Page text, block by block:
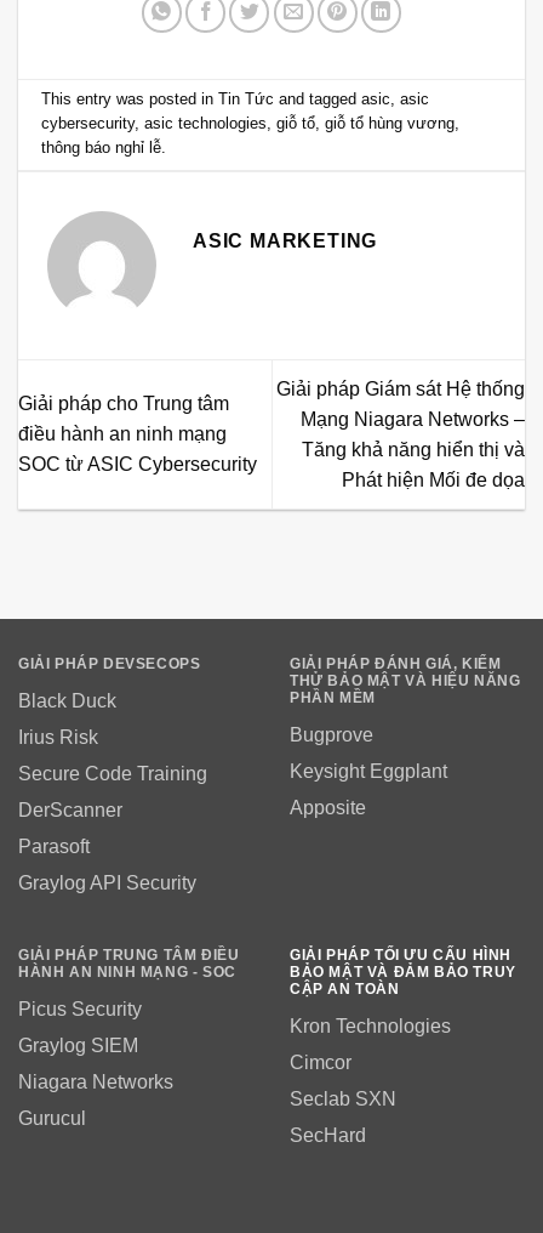
This entry was posted inTin Tức and taggedasic ,asic
cybersecurity,asic technologies ,giỗ tổ ,giỗ tổ hùng vương
thông báo nghỉ lễ
ASIC MARKETING
Giải pháp cho Trung tâm
điều hành an ninh mạng
SOC từ ASIC Cybersecurity
Giải pháp Giám sát Hệ thống
Mạng Niagara Networks –
Tăng khả năng hiển thị và
Phát hiện Mối đe dọa
GIẢI PHÁP DEVSECOPS
Black Duck
Irius Risk
Secure Code Training
DerScanner
Parasoft
Graylog API Security
GIẢI PHÁP ĐÁNH GIÁ, KIỂM
THỬ BẢO MẬT VÀ HIỆU NĂNG
PHẦN MỀM
Bugprove
Keysight Eggplant
Apposite
GIẢI PHÁP TRUNG TÂM ĐIỀU
HÀNH AN NINH MẠNG - SOC
Picus Security
Graylog SIEM
Niagara Networks
Gurucul
GIẢI PHÁP TỐI ƯU CẤU HÌNH
BẢO MẬT VÀ ĐẢM BẢO TRUY
CẬP AN TOÀN
Kron Technologies
Cimcor
Seclab SXN
SecHard